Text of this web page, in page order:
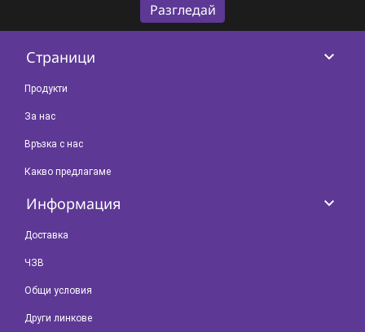
Разгледай
Страници keyboard_arrow_down
Продукти
За нас
Връзка с нас
Какво предлагаме
Информация keyboard_arrow_down
Доставка
ЧЗВ
Общи условия
Други линкове